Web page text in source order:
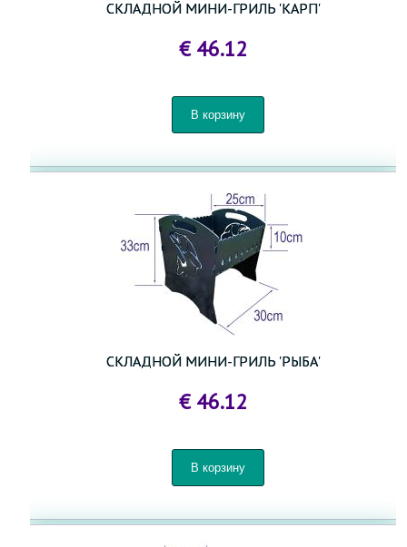
ДЕРЕВООБРАБАТЫВАЮЩИЕ СТАНКИ
СПРИНКЛЕРЫ И СИСТЕМЫ ПОЛИВА
ТОВАРЫ ДЛЯ ДОМАШНЕГО ХОЗЯЙСТВА И САДА
ПАНЕЛЬНЫЕ ЗАБОРЫ 3D- 2D
СКЛАДНОЙ МИНИ-ГРИЛЬ 'КАРП'
€ 46.12
СКЛАДНОЙ МИНИ-ГРИЛЬ 'РЫБА'
€ 46.12